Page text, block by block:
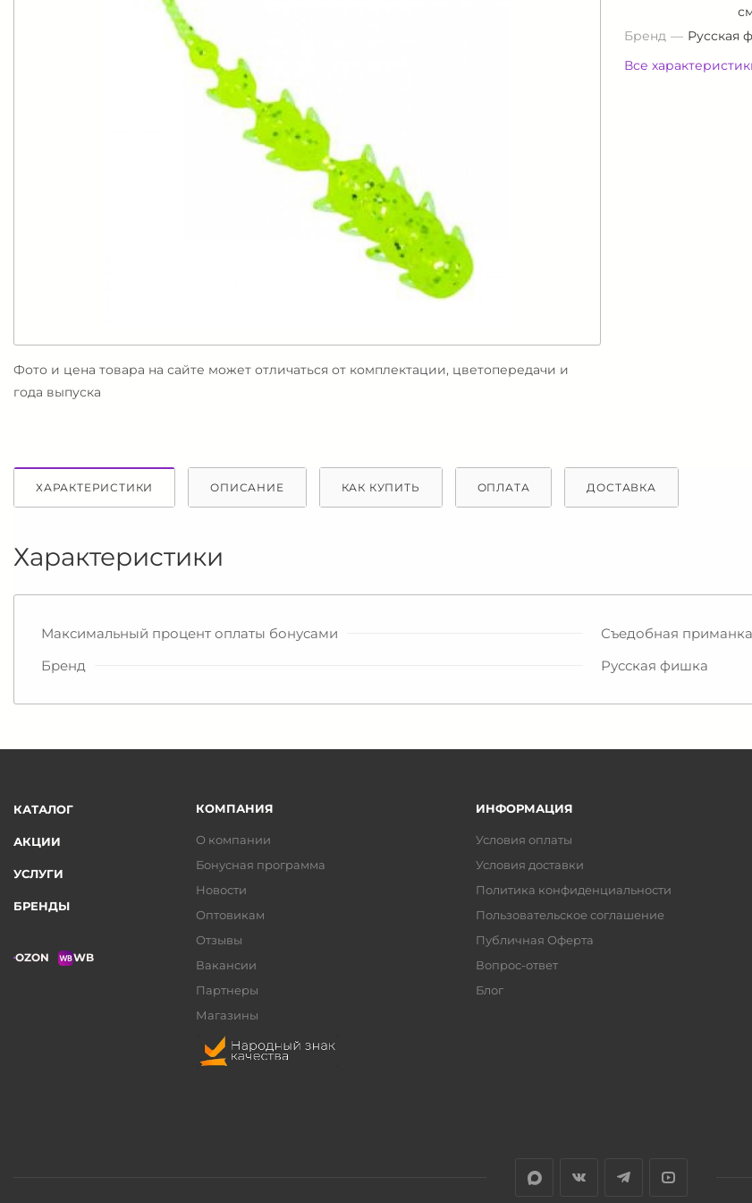
Фото и цена товара на сайте может отличаться от комплектации, цветопередачи и
года выпуска
Бренд
Русская
Все
ХАРАКТЕРИСТИКИ ОПИСАНИЕ КАК КУПИТЬ ОПЛАТА ДОСТАВКА
Характеристики
Максимальный процент оплаты бонусами
Съедобная
Бренд
Русская фишка
КАТАЛОГ
АКЦИИ
УСЛУГИ
БРЕНДЫ
OZON WB
КОМПАНИЯ
О компании
Бонусная программа
Новости
Оптовикам
Отзывы
Вакансии
Партнеры
Магазины
ИНФОРМАЦИЯ
Условия оплаты
Условия доставки
Политика конфиденциальности
Пользовательское соглашение
Публичная Оферта
Вопрос-ответ
Блог